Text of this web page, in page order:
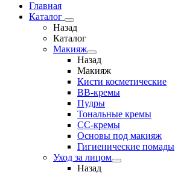
Главная
Каталог
Назад
Каталог
Макияж
Назад
Макияж
Кисти косметические
BB-кремы
Пудры
Тональные кремы
CC-кремы
Основы под макияж
Гигиенические помады
Уход за лицом
Назад